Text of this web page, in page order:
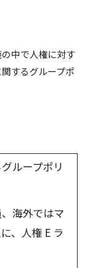
中で人権に対す
するグループポ
ループポリ
海外ではマ
、人権 E ラ